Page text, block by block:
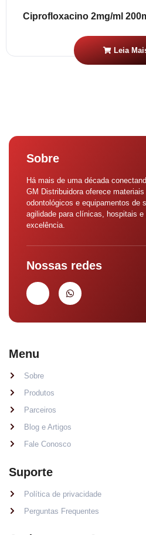
Ciprofloxacino 2mg/ml
Leia
Sobre
Há mais de uma década
GM Distribuidora oferece
odontológicos e equipamentos de
agilidade para clínicas, hospitais
excelência.
Nossas redes
Menu
Sobre
Produtos
Parceiros
Blog e Artigos
Fale Conosco
Suporte
Política de privacidade
Perguntas Frequentes